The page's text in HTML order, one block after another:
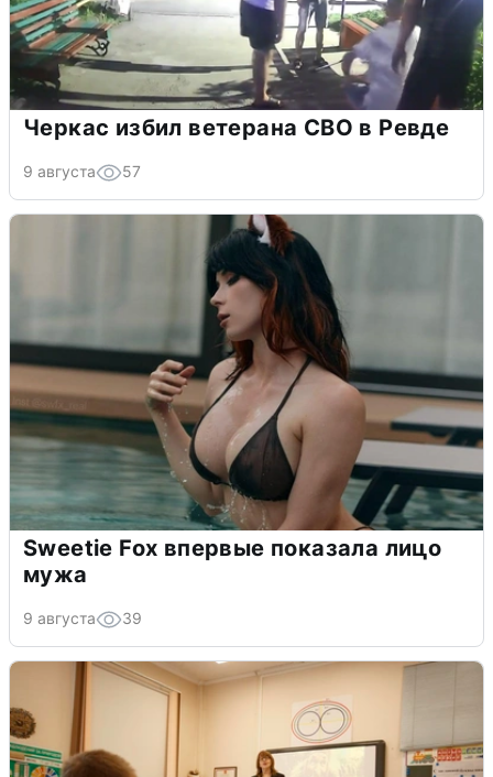
Черкас избил ветерана СВО в Ревде
9 августа 57
Sweetie Fox впервые показала лицо
мужа
9 августа 39